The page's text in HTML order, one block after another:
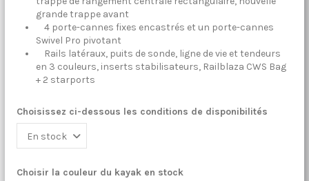
grande trappe avant
4 porte-cannes fixes encastrés et un porte-cannes
Swivel Pro pivotant
Rails latéraux, puits de sonde, ligne de vie et tendeurs
en 3 couleurs, inserts stabilisateurs, Railblaza CWS Bag
+ 2 starports
Choisissez ci-dessous les conditions de disponibilités
Choisir la couleur du kayak en stock